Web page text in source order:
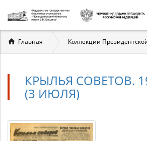
Вы
здесь
Главная Коллекции
КРЫЛЬЯ СОВЕТОВ.
(3 ИЮЛЯ)